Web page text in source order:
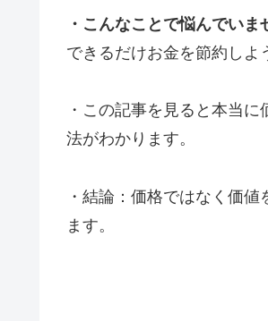
・こんなことで悩んでいま
できるだけお金を節約しよ
・この記事を見ると本当
法がわかります。
・結論：価格ではなく価
ます。